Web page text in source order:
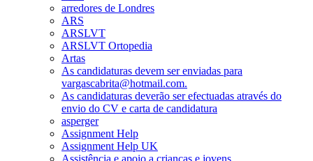
arredores de Londres
ARS
ARSLVT
ARSLVT Ortopedia
Artas
As candidaturas devem ser enviadas para
vargascabrita@hotmail.com.
As candidaturas deverão ser efectuadas através do
envio do CV e carta de candidatura
asperger
Assignment Help
Assignment Help UK
Assistência e apoio a crianças e jovens